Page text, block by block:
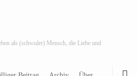
als (schwuler) Mensch, die Liebe und
zum Thema: